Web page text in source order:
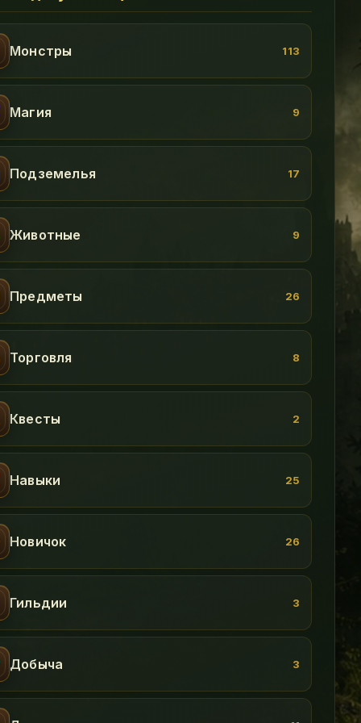
Монстры 113
Магия 9
Подземелья 17
Животные 9
Предметы 26
Торговля 8
Квесты 2
Навыки 25
Новичок 26
Гильдии 3
Добыча 3